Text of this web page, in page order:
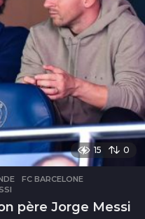
15 0
,FC BARCELONE
père Jorge Messi